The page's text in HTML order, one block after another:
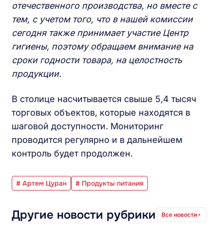
отечественного производства, но вместе с
тем, с учетом того, что в нашей комиссии
сегодня также принимает участие Центр
гигиены, поэтому обращаем внимание на
сроки годности товара, на целостность
продукции.
В столице насчитывается свыше 5,4 тысяч
торговых объектов, которые находятся в
шаговой доступности. Мониторинг
проводится регулярно и в дальнейшем
контроль будет продолжен.
# Артем Цуран # Продукты питания
Другие новости рубрики Все новости